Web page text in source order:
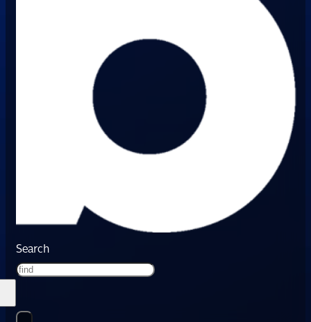
Search